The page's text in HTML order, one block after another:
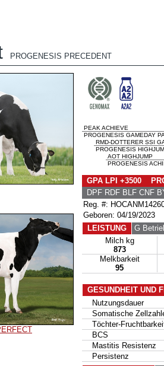
PROGENESIS PRECEDENT
PEAK ACHIEVE
PROGENESIS GAMEDAY
RMD-DOTTERER SSI
PROGENESIS
AOT HIGHJUMP
PROGENESIS
GPA LPI +3500
DPF RDF BLF CNF
Reg. #:
Geboren: 04/19/2023
LEISTUNG
G
Milch kg
873
Melkbarkeit
95
GESUNDHEIT UND
Nutzungsdauer
Somatische
Töchter-
BCS
Mastitis Resistenz
Persistenz